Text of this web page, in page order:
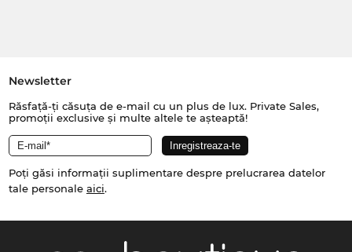
Newsletter
Răsfață-ți căsuța de e-mail cu un plus de lux. Private Sales,
promoții exclusive și multe altele te așteaptă!
Poți găsi informații suplimentare despre prelucrarea datelor
tale personale aici.